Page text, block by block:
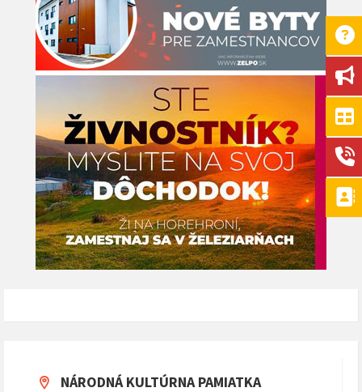
NÁRODNÁ KULTÚRNA PAMIATKA